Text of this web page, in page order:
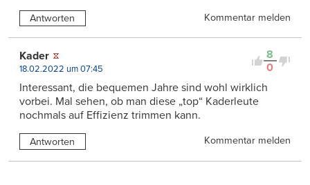
Antworten Kommentar melden
8
0
Kader
18.02.2022 um 07:45
Interessant, die bequemen Jahre sind wohl wirklich
vorbei. Mal sehen, ob man diese „top“ Kaderleute
nochmals auf Effizienz trimmen kann.
Antworten Kommentar melden